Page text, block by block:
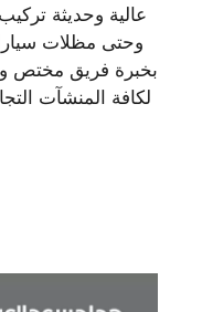
عالية وحديثة
وحتى مظلات
بخبرة فريق مختص
لكافة المنشآت